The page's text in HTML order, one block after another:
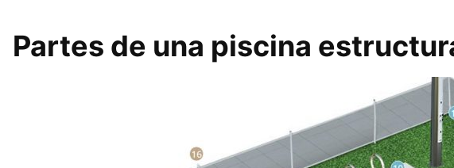
Partes de una piscina